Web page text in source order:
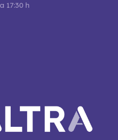
17:30 h